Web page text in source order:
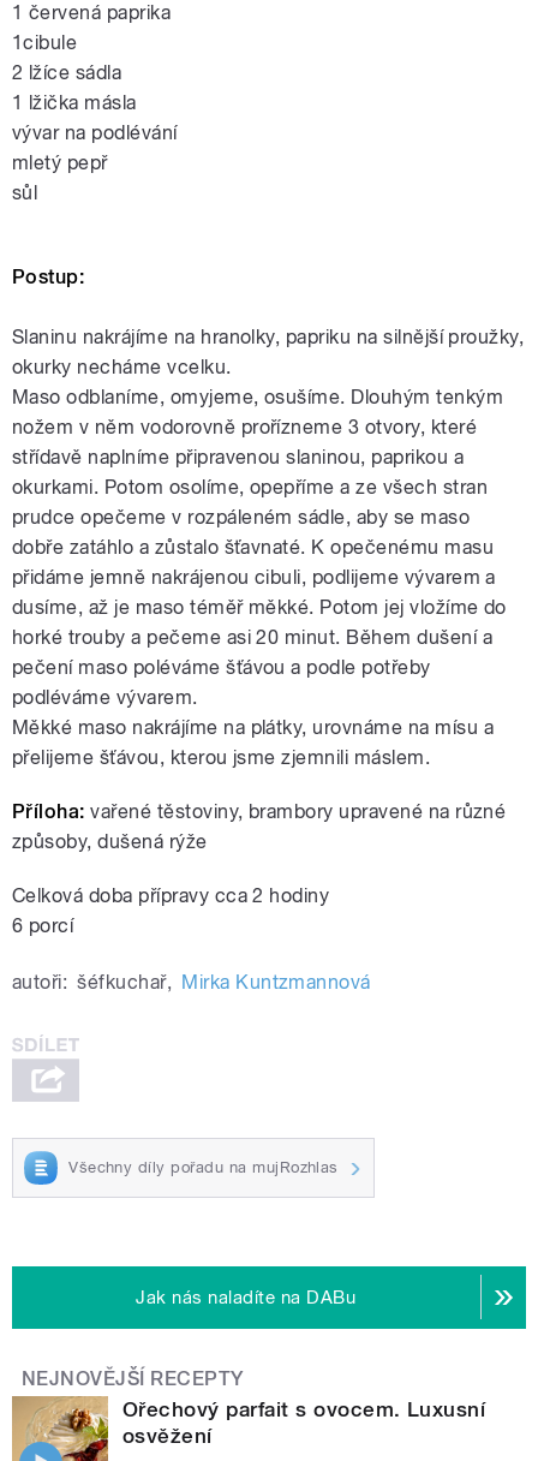
1 červená paprika
1cibule
2 lžíce sádla
1 lžička másla
vývar na podlévání
mletý pepř
sůl
Postup:
Slaninu nakrájíme na hranolky, papriku na silnější proužky,
okurky necháme vcelku.
Maso odblaníme, omyjeme, osušíme. Dlouhým tenkým
nožem v něm vodorovně prořízneme 3 otvory, které
střídavě naplníme připravenou slaninou, paprikou a
okurkami. Potom osolíme, opepříme a ze všech stran
prudce opečeme v rozpáleném sádle, aby se maso
dobře zatáhlo a zůstalo šťavnaté. K opečenému masu
přidáme jemně nakrájenou cibuli, podlijeme vývarem a
dusíme, až je maso téměř měkké. Potom jej vložíme do
horké trouby a pečeme asi 20 minut. Během dušení a
pečení maso poléváme šťávou a podle potřeby
podléváme vývarem.
Měkké maso nakrájíme na plátky, urovnáme na mísu a
přelijeme šťávou, kterou jsme zjemnili máslem.
Příloha: vařené těstoviny, brambory upravené na různé
způsoby, dušená rýže
Celková doba přípravy cca 2 hodiny
6 porcí
autoři: šéfkuchař, Mirka Kuntzmannová
Všechny díly pořadu na mujRozhlas
Jak nás naladíte na DABu
NEJNOVĚJŠÍ RECEPTY
Ořechový parfait s ovocem. Luxusní
osvěžení